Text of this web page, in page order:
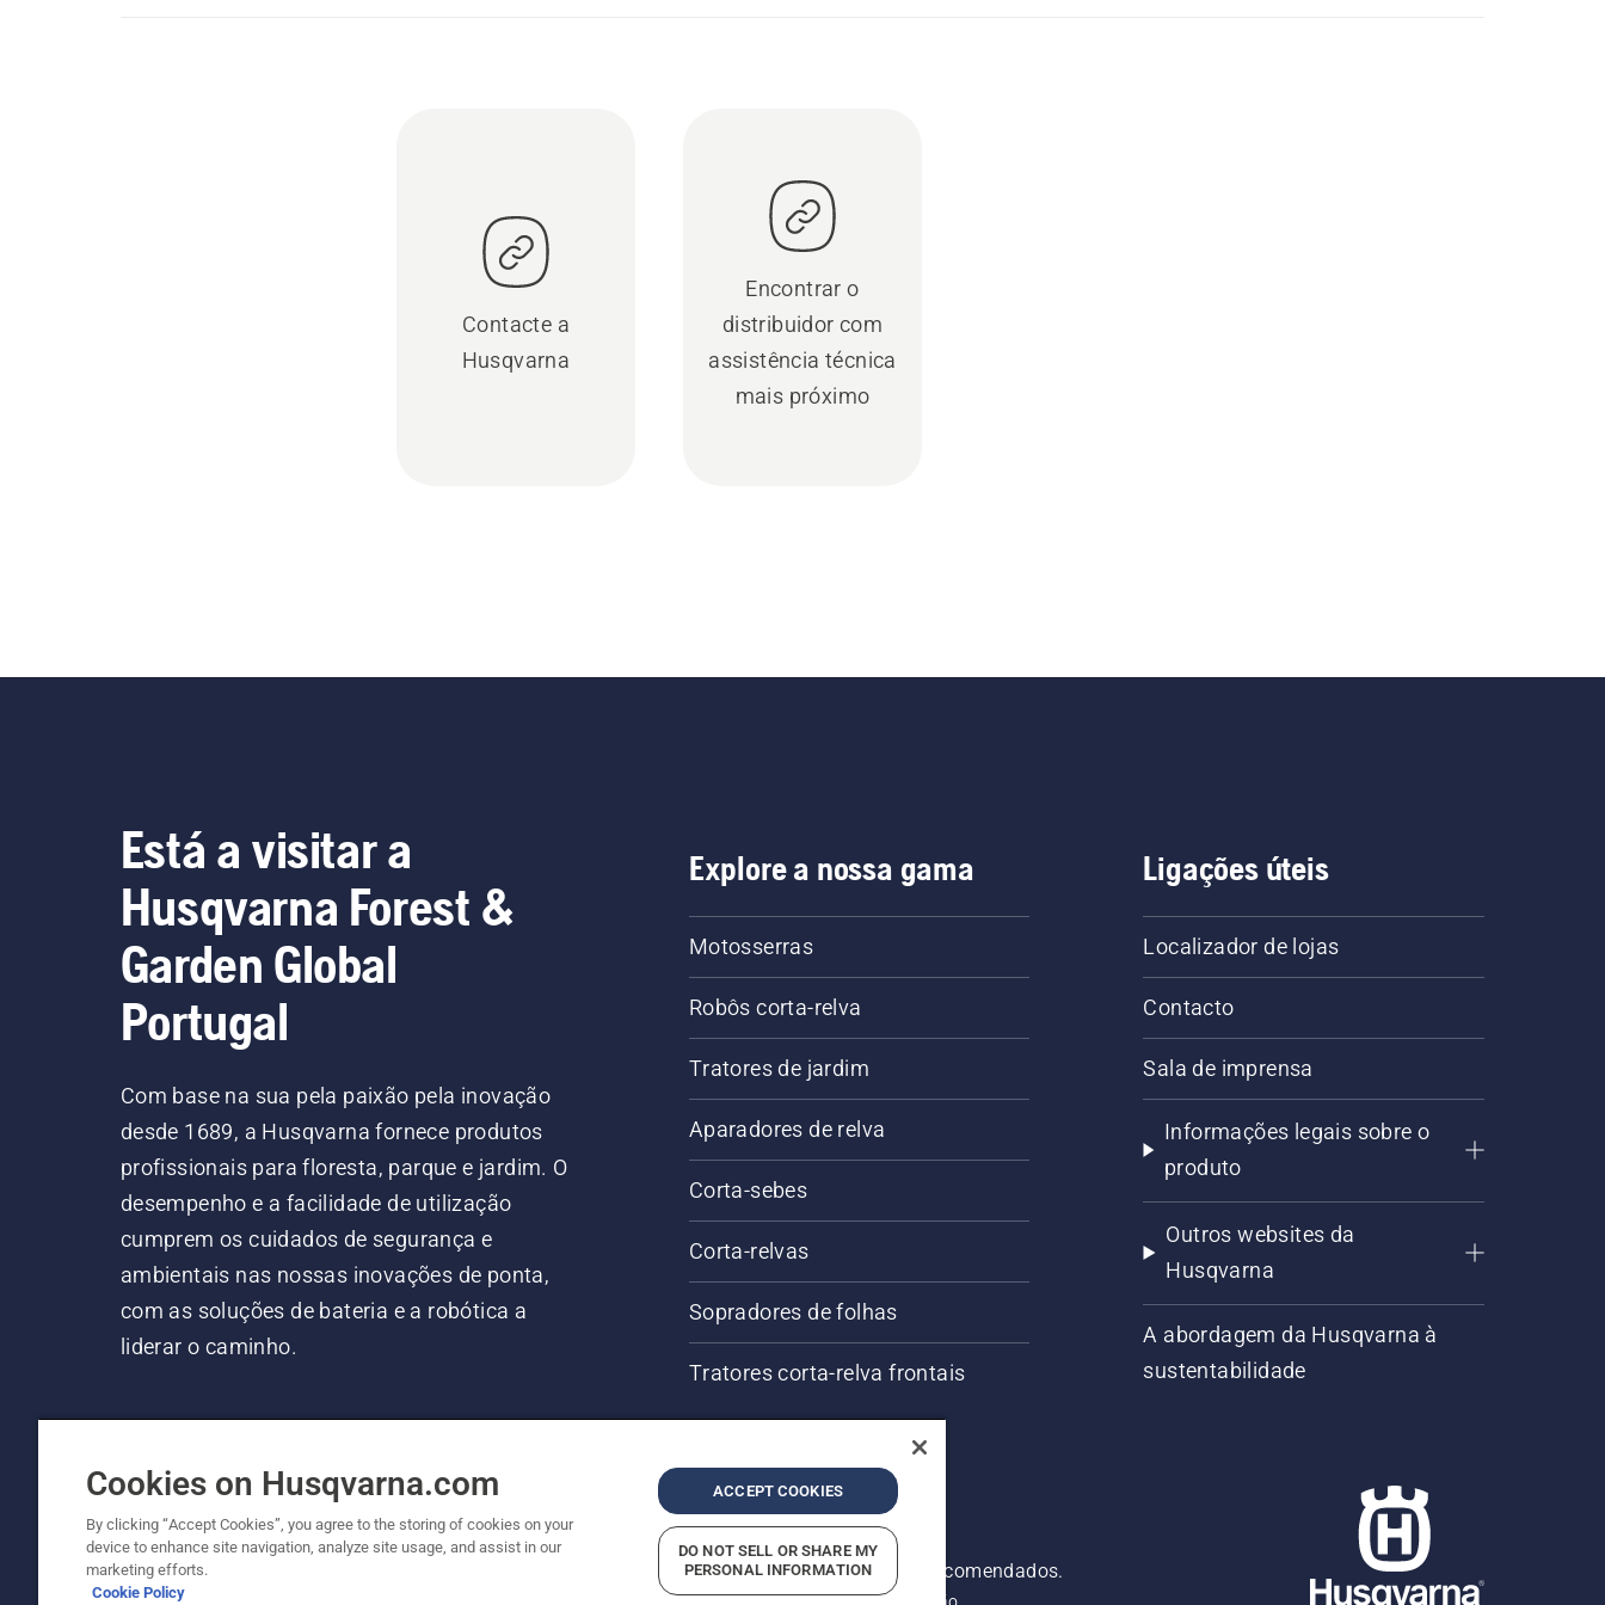
Contacte a
Husqvarna
Encontrar o
distribuidor com
assistência técnica
mais próximo
Está a visitar a
Husqvarna Forest &
Garden Global
Portugal
Com base na sua pela paixão pela inovação
desde 1689, a Husqvarna fornece produtos
profissionais para floresta, parque e jardim. O
desempenho e a facilidade de utilização
cumprem os cuidados de segurança e
ambientais nas nossas inovações de ponta,
com as soluções de bateria e a robótica a
liderar o caminho.
Explore a nossa gama
Motosserras
Robôs corta-relva
Tratores de jardim
Aparadores de relva
Corta-sebes
Corta-relvas
Sopradores de folhas
Tratores corta-relva frontais
Ligações úteis
Localizador de lojas
Contacto
Sala de imprensa
Informações legais sobre o
produto
Outros websites da
Husqvarna
A abordagem da Husqvarna à
sustentabilidade
© Husqvarna AB (publ). Todos os direitos reservados. Os preços apresentados são os PVP recomendados.
Cookies on Husqvarna.com
By clicking “Accept Cookies”, you agree to the storing of cookies on your
device to enhance site navigation, analyze site usage, and assist in our
marketing efforts.
Cookie Policy
ACCEPT COOKIES
DO NOT SELL OR SHARE MY
PERSONAL INFORMATION